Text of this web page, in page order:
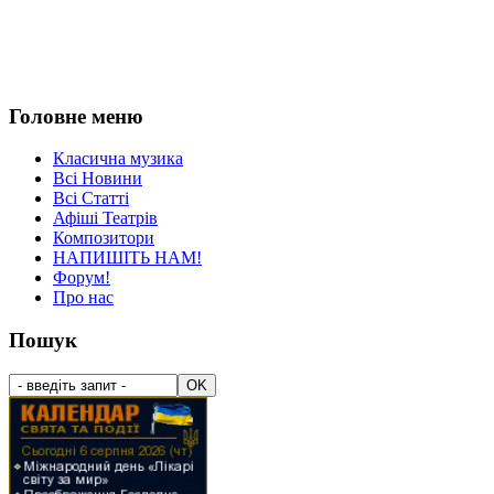
Головне меню
Класична музика
Всі Новини
Всі Статті
Афіші Театрів
Композитори
НАПИШІТЬ НАМ!
Форум!
Про нас
Пошук